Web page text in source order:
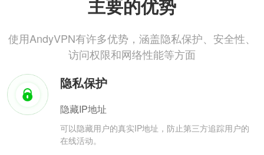
主要的优势
使用AndyVPN有许多优势，涵盖隐私保护、安全性、
访问权限和网络性能等方面
隐私保护
隐藏IP地址
可以隐藏用户的真实IP地址，防止第三方追踪用户的
在线活动。